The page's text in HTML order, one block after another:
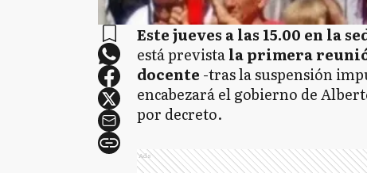
Este jueves a las 15.00 en la
está previstala primera
docente -tras la suspensión
encabezará el gobierno de
por decreto.
Ads